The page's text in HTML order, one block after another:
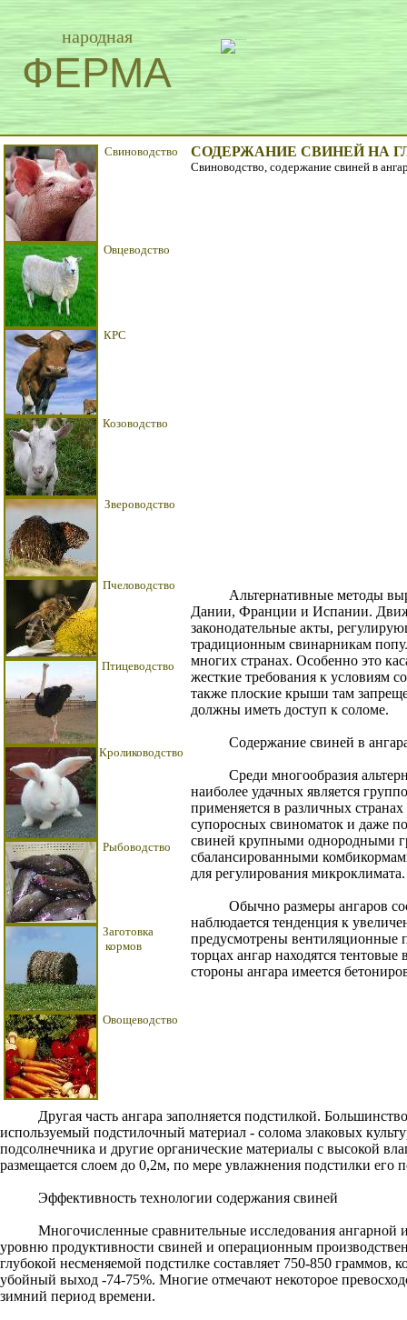
народная
ФЕРМА
Свиноводство
Овцеводство
КРС
Козоводство
Звероводство
Пчеловодство
Птицеводство
Кролиководство
Рыбоводство
Заготовка
кормов
Овощеводство
СОДЕРЖАНИЕ СВИНЕЙ НА
Свиноводство, содержание свиней в
Альтернативные методы
Дании, Франции и Испании.
законодательные акты,
традиционным свинарникам
многих странах. Особенно это
жесткие требования к условиям
также плоские крыши там
должны иметь доступ к соломе.
Содержание свиней в
Среди многообразия
наиболее удачных является
применяется в различных
супоросных свиноматок и даже
свиней крупными однородными
сбалансированными
для регулирования микроклимата.
Обычно размеры ангаров
наблюдается тенденция к
предусмотрены вентиляционные
торцах ангар находятся
стороны ангара имеется
Другая часть ангара заполняется подстилкой.
используемый подстилочный материал - солома злаковых
подсолнечника и другие органические материалы с высокой
размещается слоем до 0,2м, по мере увлажнения подстилки его
Эффективность технологии содержания свиней
Многочисленные сравнительные исследования ангарной
уровню продуктивности свиней и операционным
глубокой несменяемой подстилке составляет 750-850
убойный выход -74-75%. Многие отмечают некоторое
зимний период времени.